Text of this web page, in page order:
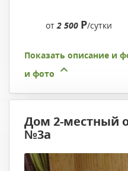
от2 500 Р/сутки
Показать описание и
и фото
Дом 2-местный
№3а